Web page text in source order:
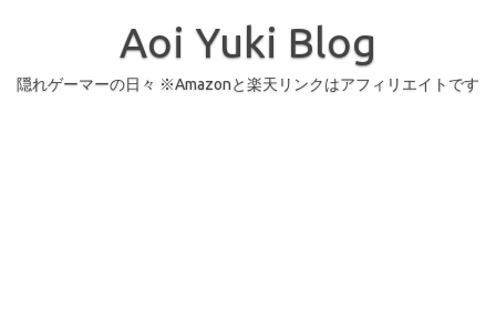
Aoi Yuki Blog
隠れゲーマーの日々 ※Amazonと楽天リンクはアフィリエイトです